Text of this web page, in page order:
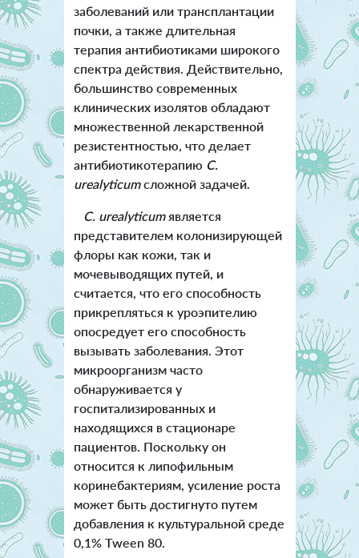
заболеваний или трансплантации
почки, а также длительная
терапия антибиотиками широкого
спектра действия. Действительно,
большинство современных
клинических изолятов обладают
множественной лекарственной
резистентностью, что делает
антибиотикотерапию C.
urealyticumсложной задачей.
C. urealyticumявляется
представителем колонизирующей
флоры как кожи, так и
мочевыводящих путей, и
считается, что его способность
прикрепляться к уроэпителию
опосредует его способность
вызывать заболевания. Этот
микроорганизм часто
обнаруживается у
госпитализированных и
находящихся в стационаре
пациентов. Поскольку он
относится к липофильным
коринебактериям, усиление роста
может быть достигнуто путем
добавления к культуральной среде
0,1% Tween 80.